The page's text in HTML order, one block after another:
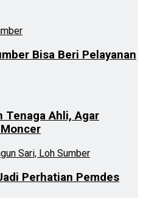
Bisa Beri Pelayanan
Tenaga Ahli, Agar
Perhatian Pemdes